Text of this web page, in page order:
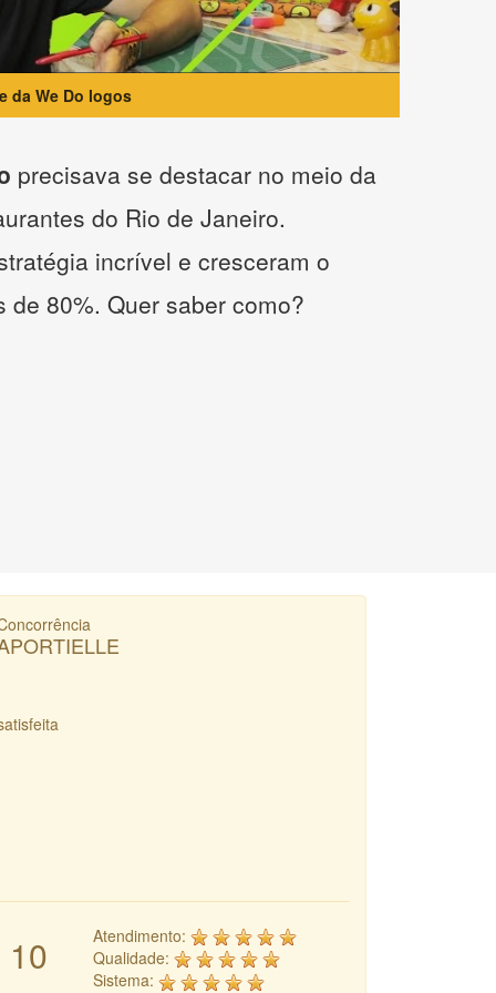
da We Do logos
precisava se destacar no meio da
do Rio de Janeiro.
incrível e cresceram o
de 80%. Quer saber como?
10
Atendimento:
Qualidade:
Sistema: